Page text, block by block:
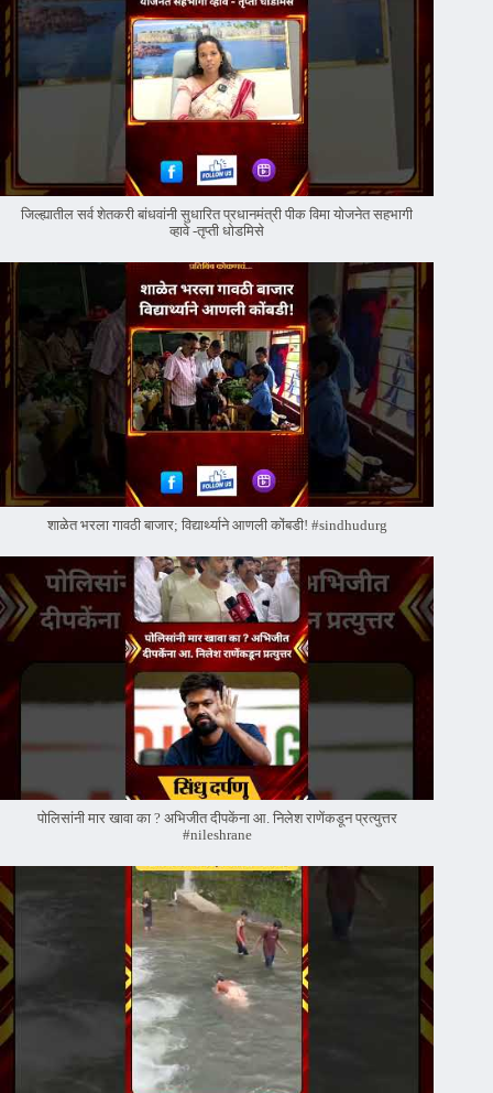
जिल्ह्यातील सर्व शेतकरी बांधवांनी सुधारित प्रधानमंत्री पीक विमा योजनेत सहभागी
व्हावे -तृप्ती धोडमिसे
शाळेत भरला गावठी बाजार; विद्यार्थ्याने आणली कोंबडी! #sindhudurg
पोलिसांनी मार खावा का ? अभिजीत दीपकेंना आ. निलेश राणेंकडून प्रत्युत्तर
#nileshrane